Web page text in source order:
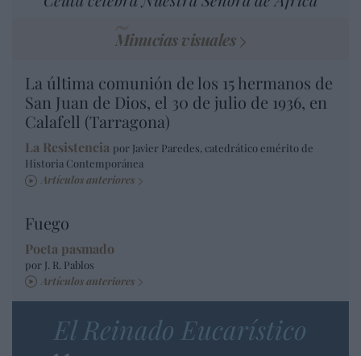
Minucias visuales
La última comunión de los 15 hermanos de
San Juan de Dios, el 30 de julio de 1936, en
Calafell (Tarragona)
La Resistencia por Javier Paredes, catedrático emérito de
Historia Contemporánea
Artículos anteriores
Fuego
Poeta pasmado
por J. R. Pablos
Artículos anteriores
El Reinado Eucarístico